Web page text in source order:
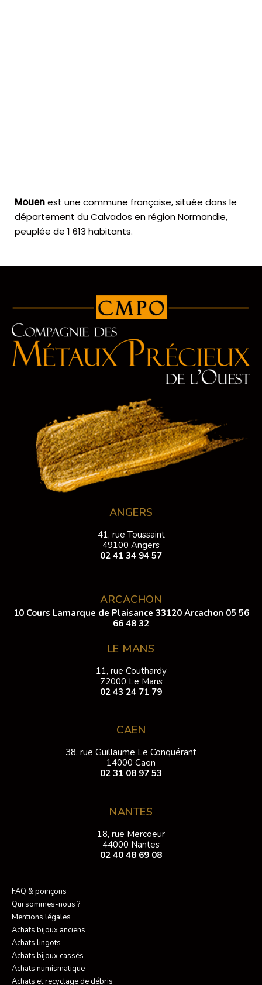
Mouenest une commune française, située dans le
département du Calvados en région Normandie,
peuplée de 1 613 habitants.
ANGERS
41, rue Toussaint
49100 Angers
02 41 34 94 57
ARCACHON
10 Cours Lamarque de Plaisance 33120 Arcachon 05 56
66 48 32
LE MANS
11, rue Couthardy
72000 Le Mans
02 43 24 71 79
CAEN
38, rue Guillaume Le Conquérant
14000 Caen
02 31 08 97 53
NANTES
18, rue Mercoeur
44000 Nantes
02 40 48 69 08
FAQ & poinçons
Qui sommes-nous ?
Mentions légales
Achats bijoux anciens
Achats lingots
Achats bijoux cassés
Achats numismatique
Achats et recyclage de débris